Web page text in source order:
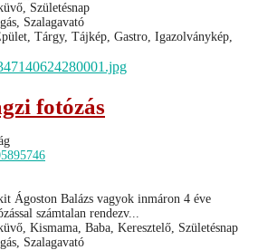
Születésnap
Szalagavató
Tárgy, Tájkép, Gastro, Igazolványkép,
fotózás
Ágoston Balázs vagyok inmáron 4 éve
számtalan rendezv...
Kismama, Baba, Keresztelő, Születésnap
Szalagavató